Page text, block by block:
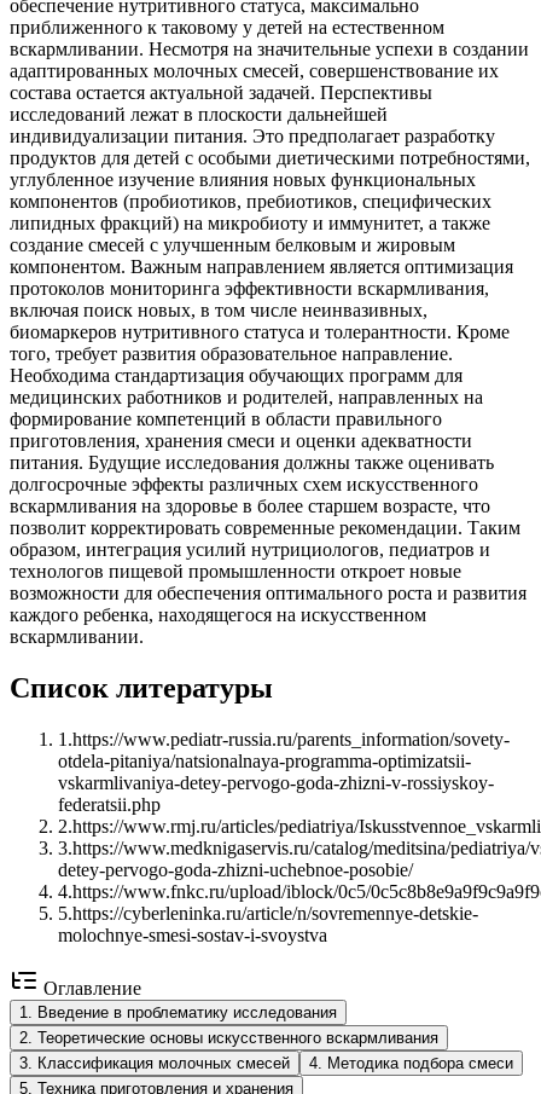
обеспечение нутритивного статуса, максимально
приближенного к таковому у детей на естественном
вскармливании. Несмотря на значительные успехи в создании
адаптированных молочных смесей, совершенствование их
состава остается актуальной задачей. Перспективы
исследований лежат в плоскости дальнейшей
индивидуализации питания. Это предполагает разработку
продуктов для детей с особыми диетическими потребностями,
углубленное изучение влияния новых функциональных
компонентов (пробиотиков, пребиотиков, специфических
липидных фракций) на микробиоту и иммунитет, а также
создание смесей с улучшенным белковым и жировым
компонентом. Важным направлением является оптимизация
протоколов мониторинга эффективности вскармливания,
включая поиск новых, в том числе неинвазивных,
биомаркеров нутритивного статуса и толерантности. Кроме
того, требует развития образовательное направление.
Необходима стандартизация обучающих программ для
медицинских работников и родителей, направленных на
формирование компетенций в области правильного
приготовления, хранения смеси и оценки адекватности
питания. Будущие исследования должны также оценивать
долгосрочные эффекты различных схем искусственного
вскармливания на здоровье в более старшем возрасте, что
позволит корректировать современные рекомендации. Таким
образом, интеграция усилий нутрициологов, педиатров и
технологов пищевой промышленности откроет новые
возможности для обеспечения оптимального роста и развития
каждого ребенка, находящегося на искусственном
вскармливании.
Список литературы
1 .https://www.pediatr-russia.ru/parents_information/sovety-
otdela-pitaniya/natsionalnaya-programma-optimizatsii-
vskarmlivaniya-detey-pervogo-goda-zhizni-v-rossiyskoy-
federatsii.php
2.https://www.rmj.ru/articles/pediatriya/
3.https://www.medknigaservis.ru/catalog/meditsina/pediatriya/
detey-pervogo-goda-zhizni-uchebnoe-posobie/
4.https://www.fnkc.ru/upload/iblock/0c5/
5.https://cyberleninka.ru/article/n/sovremennye-detskie-
molochnye-smesi-sostav-i-svoystva
Оглавление
1
Введение в проблематику исследования
2 Теоретические основы искусственного вскармливания
3
Классификация молочных смесей 4
Методика подбора смеси
5 Техника приготовления и хранения